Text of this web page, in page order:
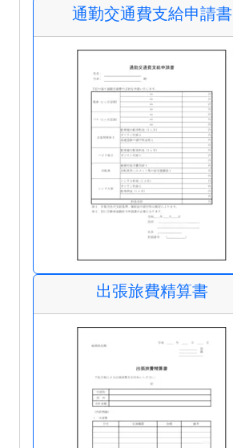
通勤交通費支給申請書
出張旅費精算書